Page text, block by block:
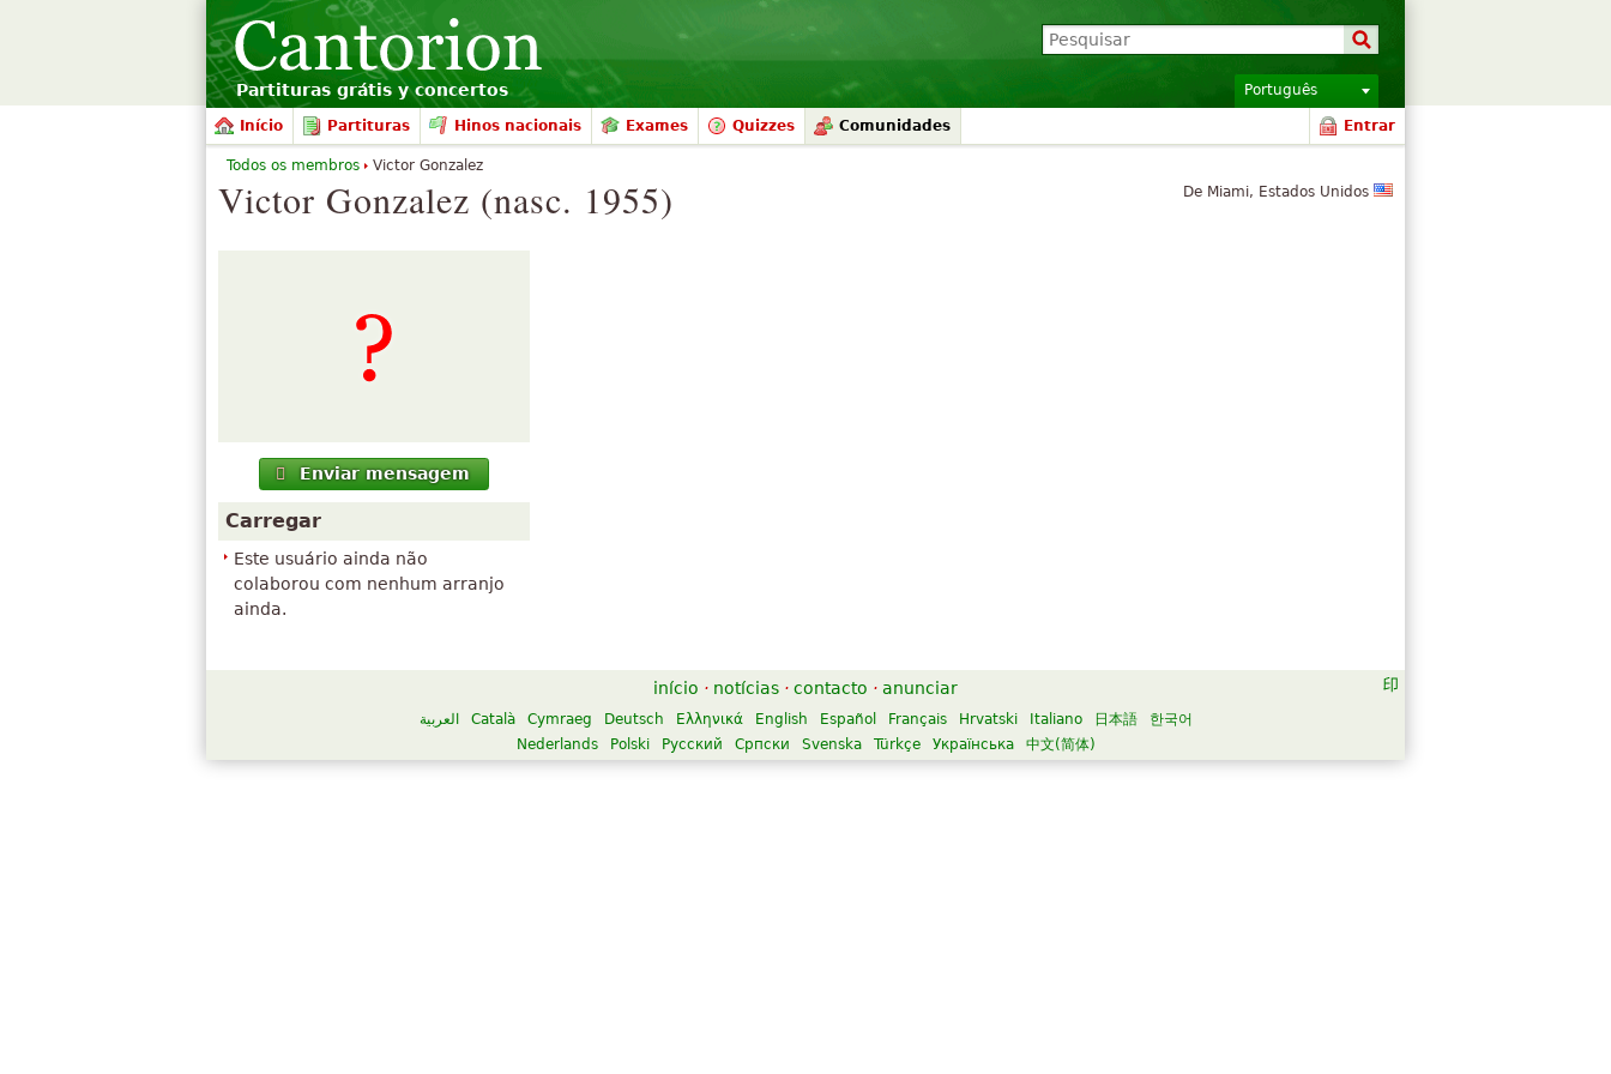
Partituras grátis y concertos Português
Início Partituras Hinos nacionais Exames Quizzes Comunidades Entrar
De Miami, Estados Unidos
Victor Gonzalez (nasc. 1955)
Enviar mensagem
Carregar
Este usuário ainda não
colaborou com nenhum arranjo
ainda.
Todos os membros Victor Gonzalez
início · notícias · contacto · anunciar
العربية Català Cymraeg Deutsch Ελληνικά English Español Français Hrvatski Italiano 日本語
한국어
Nederlands
Polski Русский Српски Svenska Türkçe Українська 中文(简体)